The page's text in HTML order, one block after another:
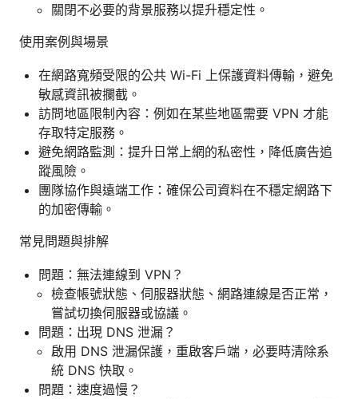
關閉不必要的背景服務以提升穩定性。
使用案例與場景
在網路寬頻受限的公共 Wi-Fi 上保護資料傳輸，避免
敏感資訊被攔截。
訪問地區限制內容：例如在某些地區需要 VPN 才能
存取特定服務。
避免網路監測：提升日常上網的私密性，降低廣告追
蹤風險。
團隊協作與遠端工作：確保公司資料在不穩定網路下
的加密傳輸。
常見問題與排解
問題：無法連線到 VPN？
檢查帳號狀態、伺服器狀態、網路連線是否正常，
嘗試切換伺服器或協議。
問題：出現 DNS 泄漏？
啟用 DNS 泄漏保護，重啟客戶端，必要時清除系
統 DNS 快取。
問題：速度過慢？